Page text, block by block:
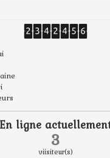
En ligne
3
viisiteur(s)